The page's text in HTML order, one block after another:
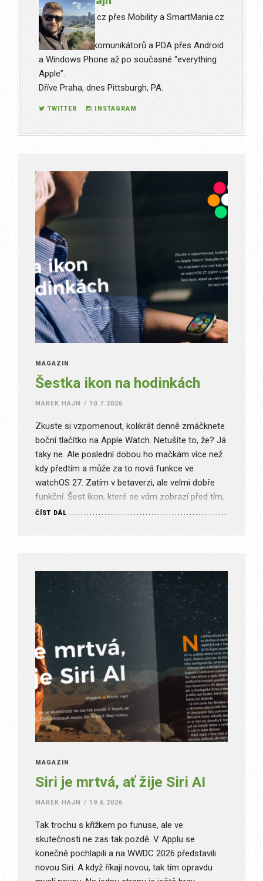
Od MobilMania.cz přes Mobility a SmartMania.cz
až po iPure.cz
Od stařičkých komunikátorů a PDA přes Android
a Windows Phone až po současné “everything
Apple”.
Dříve Praha, dnes Pittsburgh, PA.
TWITTER INSTAGRAM
MAGAZÍN
Šestka ikon na hodinkách
MAREK HAJN / 10.7.2026
Zkuste si vzpomenout, kolikrát denně zmáčknete
boční tlačítko na Apple Watch. Netušíte to, že? Já
taky ne. Ale poslední dobou ho mačkám více než
kdy předtím a může za to nová funkce ve
watchOS 27. Zatím v betaverzi, ale velmi dobře
funkční. Šest ikon, které se vám zobrazí před tím,
než se dostanete do seznamu…
ČÍST DÁL
MAGAZÍN
Siri je mrtvá, ať žije Siri AI
MAREK HAJN / 19.6.2026
Tak trochu s křížkem po funuse, ale ve
skutečnosti ne zas tak pozdě. V Applu se
konečně pochlapili a na WWDC 2026 představili
novou Siri. A když říkají novou, tak tím opravdu